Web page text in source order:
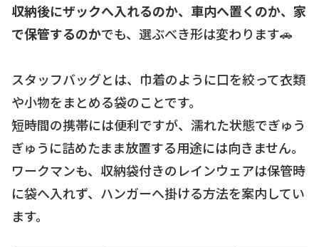
収納後にザックへ入れるのか、車内へ置くのか、家
で保管するのかでも、選ぶべき形は変わります🚗
スタッフバッグとは、巾着のように口を絞って衣類
や小物をまとめる袋のことです。
短時間の携帯には便利ですが、濡れた状態でぎゅう
ぎゅうに詰めたまま放置する用途には向きません。
ワークマンも、収納袋付きのレインウェアは保管時
に袋へ入れず、ハンガーへ掛ける方法を案内してい
ます。